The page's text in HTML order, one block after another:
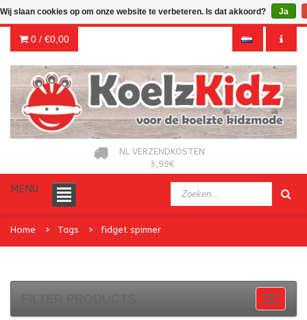
0 / €0,00
NL VERZENDKOSTEN
3,99€
MENU
Home Tags fidget spinner
Wij slaan cookies op om onze website te verbeteren. Is dat akkoord? Ja